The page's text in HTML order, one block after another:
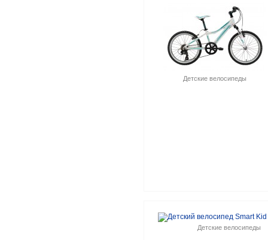
Детские велосипеды
Детские велосипеды